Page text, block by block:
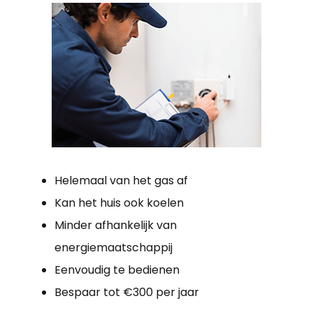
Helemaal van het gas af
Kan het huis ook koelen
Minder afhankelijk van
energiemaatschappij
Eenvoudig te bedienen
Bespaar tot €300 per jaar